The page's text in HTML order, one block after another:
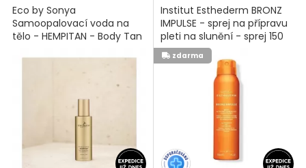
Eco by Sonya
Samoopalovací voda na
tělo - HEMPITAN - Body Tan
Institut Esthederm BRONZ
IMPULSE - sprej na přípravu
pleti na slunění - sprej 150
mlzdarma